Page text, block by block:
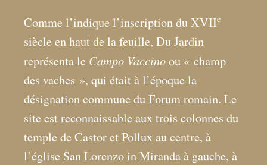
Comme l’indique l’inscription du XVIIe
siècle en haut de la feuille, Du Jardin
représenta le Campo Vaccinoou « champ
des vaches », qui était à l’époque la
désignation commune du Forum romain. Le
site est reconnaissable aux trois colonnes du
temple de Castor et Pollux au centre, à
l’église San Lorenzo in Miranda à gauche, à